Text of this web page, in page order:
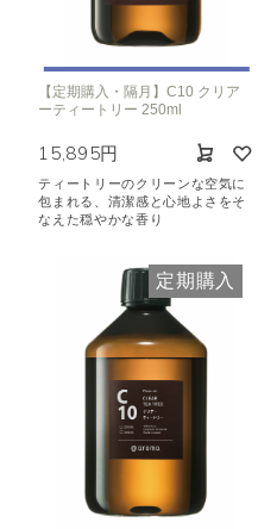
【定期購入・隔月】C10 クリア
ーティートリー 250ml
15,895円
ティートリーのクリーンな空気に
包まれる、清潔感と心地よさをそ
なえた穏やかな香り
定期購入